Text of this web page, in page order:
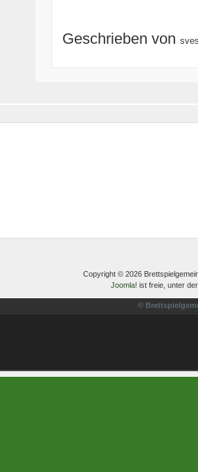
Geschrieben von
Copyright © 2026
Joomla! ist freie, unter
©